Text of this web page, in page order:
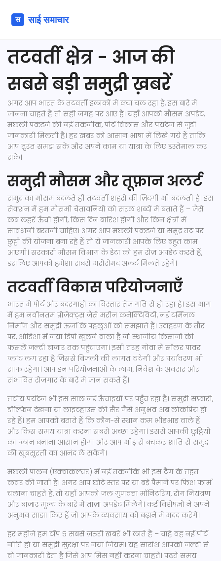
तटवर्ती क्षेत्र - आज की
सबसे बड़ी समुद्री ख़बरें
अगर आप भारत के तटवर्ती इलाकों में क्या चल रहा है, इस बारे में
जानना चाहते हैं तो सही जगह पर आए हैं। यहाँ आपको मौसम अपडेट,
मछली पकड़ने की नई तकनीक, पोर्ट विकास और पर्यटन से जुड़ी
जानकारी मिलती है। हर खबर को आसान भाषा में लिखे गये हैं ताकि
आप तुरंत समझ सकें और अपने काम या यात्रा के लिए इस्तेमाल कर
सकें।
समुद्री मौसम और तूफ़ान अलर्ट
समुद्र का मौसम बदलते ही तटवर्ती शहरों की ज़िंदगी भी बदलती है। इस
सेक्शन में हम मौसमी चेतावनियों को सरल शब्दों में बताते हैं – जैसे
कब लहरें ऊँची होंगी, किस दिन बारिश होगी और किन क्षेत्रों में
सावधानी बरतनी चाहिए। अगर आप मछली पकड़ने या समुद्र तट पर
छुट्टी की योजना बना रहे हैं तो ये जानकारी आपके लिए बहुत काम
आएगी। सरकारी मौसम विभाग के डेटा को हम रोज़ अपडेट करते हैं,
इसलिए आपको हमेशा सबसे भरोसेमंद अलर्ट मिलते रहेंगे।
तटवर्ती विकास परियोजनाएँ
भारत में पोर्ट और बंदरगाहों का विस्तार तेज गति से हो रहा है। इस भाग
में हम नवीनतम प्रोजेक्ट्स जैसे मरीन कनेक्टिविटी, नई टर्मिनल
निर्माण और समुद्री ऊर्जा के पहलुओं को समझाते हैं। उदाहरण के तौर
पर, ओडिशा में नया डिपो खुलने वाला है जो स्थानीय किसानों की
फसलें जल्दी बाजार तक पहुंचाएगा। इसी तरह गोवा में सॉलर पावर
प्लांट लग रहा है जिससे बिजली की लागत घटेगी और पर्यावरण भी
साफ रहेगा। आप इन परियोजनाओं के लाभ, निवेश के अवसर और
संभावित रोजगार के बारे में जान सकते हैं।
तटीय पर्यटन भी इस साल नई ऊँचाइयों पर पहुँच रहा है। समुद्री सफ़ारी,
डॉल्फिन देखना या लाइटहाउस की सैर जैसे अनुभव अब लोकप्रिय हो
रहे हैं। हम आपको बताते हैं कि कौन-से स्थान कम भीड़भाड़ वाले हैं
और किस समय यात्रा करना सबसे अच्छा रहेगा। इससे आपकी छुट्टियों
का प्लान बनाना आसान होगा और आप भीड़ से बचकर शांति से समुद्र
की खूबसूरती का आनंद ले सकेंगे।
मछली पालन (एक्वाकल्चर) में नई तकनीकें भी इस टैग के तहत
कवर की जाती हैं। अगर आप छोटे स्तर पर या बड़े पैमाने पर फिश फार्म
चलाना चाहते हैं, तो यहाँ आपको जल गुणवत्ता मॉनिटरिंग, रोग नियंत्रण
और बाजार मूल्य के बारे में ताज़ा अपडेट मिलेंगे। कई विशेषज्ञों ने अपने
अनुभव साझा किए हैं जो आपके व्यवसाय को बढ़ाने में मदद करेंगे।
हर महीने हम टॉप 5 सबसे ज़रूरी खबरें भी लाते हैं – चाहे वह नई पोर्ट
नीति हो या समुद्री सुरक्षा पर नया नियम। यह सारांश आपको जल्दी से
वो जानकारी देता है जिसे आप मिस नहीं करना चाहते। पढ़ते समय